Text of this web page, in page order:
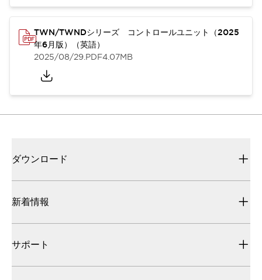
TWN/TWNDシリーズ コントロールユニット（2025
年6月版）（英語）
2025/08/29.PDF4.07MB
ダウンロード
新着情報
サポート